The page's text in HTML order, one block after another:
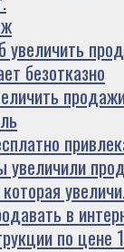
увеличить
безотказно
увеличили
в
по цене 1